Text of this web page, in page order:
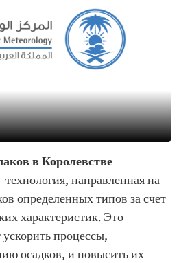
в Королевстве
направленная на
определенных типов за счет
характеристик. Это
ускорить процессы,
осадков, и повысить их